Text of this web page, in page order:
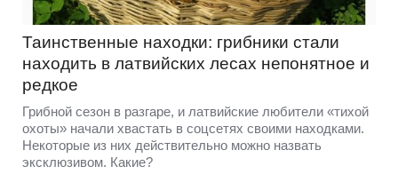
Таинственные находки: грибники стали
находить в латвийских лесах непонятное и
редкое
Грибной сезон в разгаре, и латвийские любители «тихой
охоты» начали хвастать в соцсетях своими находками.
Некоторые из них действительно можно назвать
эксклюзивом. Какие?